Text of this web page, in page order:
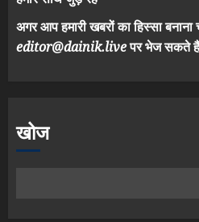
अगर आप हमारी खबरों का हिस्सा
editor@dainik.liveपर भेज सकते
खोज